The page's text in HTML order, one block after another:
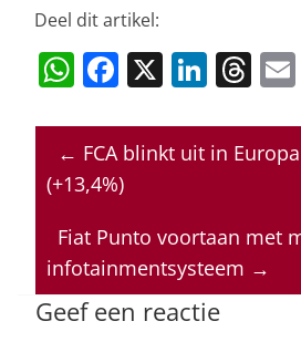
Deel dit artikel:
W
at
s
p
p
F
c
e
b
o
o
k
X Li
k
e
n
T
re
a
s
l
← FCA blinkt uit in
(+13,4%)
Fiat Punto voortaan met
infotainmentsysteem →
Geef een reactie